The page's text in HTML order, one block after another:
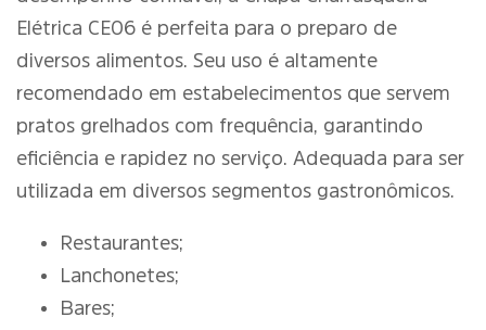
Elétrica CE06 é perfeita para o preparo de
diversos alimentos. Seu uso é altamente
recomendado em estabelecimentos que servem
pratos grelhados com frequência, garantindo
eficiência e rapidez no serviço. Adequada para ser
utilizada em diversos segmentos gastronômicos.
Restaurantes;
Lanchonetes;
Bares;